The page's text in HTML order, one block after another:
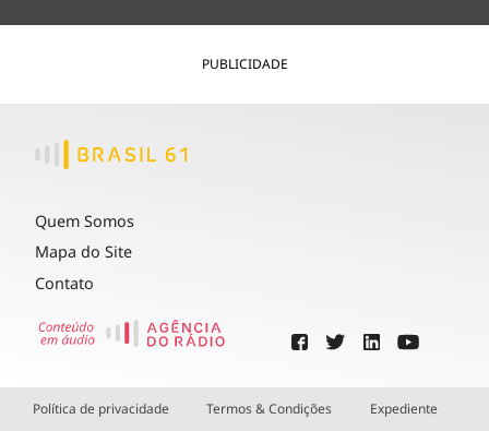
PUBLICIDADE
Quem Somos
Mapa do Site
Contato
Política de privacidade Termos & Condições Expediente